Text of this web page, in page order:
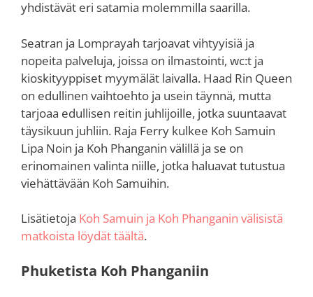
yhdistävät eri satamia molemmilla saarilla.
Seatran ja Lomprayah tarjoavat vihtyyisiä ja
nopeita palveluja, joissa on ilmastointi, wc:t ja
kioskityyppiset myymälät laivalla. Haad Rin Queen
on edullinen vaihtoehto ja usein täynnä, mutta
tarjoaa edullisen reitin juhlijoille, jotka suuntaavat
täysikuun juhliin. Raja Ferry kulkee Koh Samuin
Lipa Noin ja Koh Phanganin välillä ja se on
erinomainen valinta niille, jotka haluavat tutustua
viehättävään Koh Samuihin.
Lisätietoja Koh Samuin ja Koh Phanganin välisistä
matkoista löydät täältä.
Phuketista Koh Phanganiin